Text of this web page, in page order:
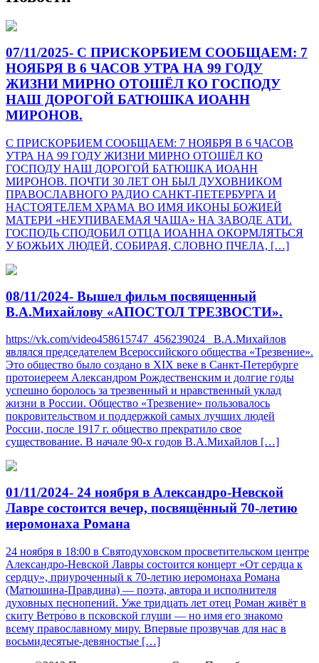
07/11/2025- С ПРИСКОРБИЕМ СООБЩАЕМ: 7
НОЯБРЯ В 6 ЧАСОВ УТРА НА 99 ГОДУ
ЖИЗНИ МИРНО ОТОШЁЛ КО ГОСПОДУ
НАШ ДОРОГОЙ БАТЮШКА ИОАНН
МИРОНОВ.
С ПРИСКОРБИЕМ СООБЩАЕМ: 7 НОЯБРЯ В 6 ЧАСОВ
УТРА НА 99 ГОДУ ЖИЗНИ МИРНО ОТОШЁЛ КО
ГОСПОДУ НАШ ДОРОГОЙ БАТЮШКА ИОАНН
МИРОНОВ. ПОЧТИ 30 ЛЕТ ОН БЫЛ ДУХОВНИКОМ
ПРАВОСЛАВНОГО РАДИО САНКТ-ПЕТЕРБУРГА И
НАСТОЯТЕЛЕМ ХРАМА ВО ИМЯ ИКОНЫ БОЖИЕЙ
МАТЕРИ «НЕУПИВАЕМАЯ ЧАША» НА ЗАВОДЕ АТИ.
ГОСПОДЬ СПОДОБИЛ ОТЦА ИОАННА ОКОРМЛЯТЬСЯ
У БОЖЬИХ ЛЮДЕЙ, СОБИРАЯ, СЛОВНО ПЧЕЛА, […]
08/11/2024- Вышел фильм посвященный
В.А.Михайлову «АПОСТОЛ ТРЕЗВОСТИ».
https://vk.com/video458615747_456239024 В.А.Михайлов
являлся председателем Всероссийского общества «Трезвение».
Это общество было создано в XIX веке в Санкт-Петербурге
протоиереем Александром Рождественским и долгие годы
успешно боролось за трезвенный и нравственный уклад
жизни в России. Общество «Трезвение» пользовалось
покровительством и поддержкой самых лучших людей
России, после 1917 г. общество прекратило свое
существование. В начале 90-х годов В.А.Михайлов […]
01/11/2024- 24 ноября в Александро-Невской
Лавре состоится вечер, посвящённый 70-летию
иеромонаха Романа
24 ноября в 18:00 в Святодуховском просветительском центре
Александро-Невской Лавры состоится концерт «От сердца к
сердцу», приуроченный к 70-летию иеромонаха Романа
(Матюшина-Правдина) — поэта, автора и исполнителя
духовных песнопений. Уже тридцать лет отец Роман живёт в
скиту Ветро́во в псковской глуши — но имя его знакомо
всему православному миру. Впервые прозвучав для нас в
восьмидесятые-девяностые […]